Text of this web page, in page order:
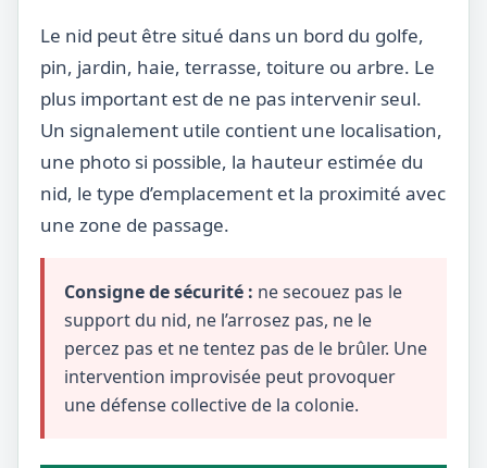
Le nid peut être situé dans un bord du golfe,
pin, jardin, haie, terrasse, toiture ou arbre. Le
plus important est de ne pas intervenir seul.
Un signalement utile contient une localisation,
une photo si possible, la hauteur estimée du
nid, le type d’emplacement et la proximité avec
une zone de passage.
Consigne de sécurité : ne secouez pas le
support du nid, ne l’arrosez pas, ne le
percez pas et ne tentez pas de le brûler. Une
intervention improvisée peut provoquer
une défense collective de la colonie.